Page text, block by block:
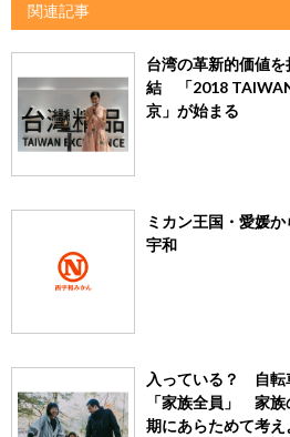
関連記事
台湾の革新的価値
結 「2018
京」が始まる
ミカン王国・愛媛
宇和
入っている？ 自転
「家族全員」 家
期にあらためて考え